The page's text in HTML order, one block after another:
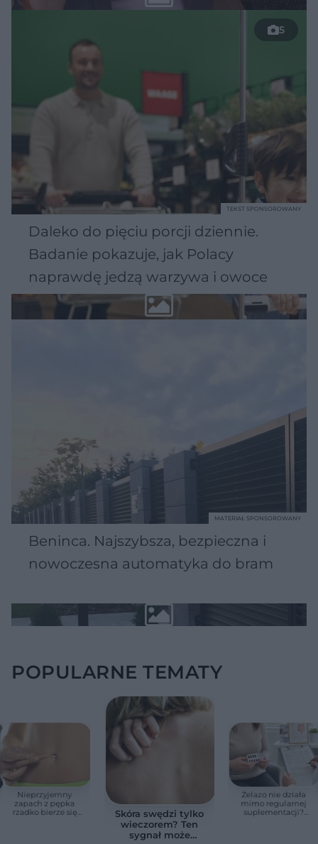
5
Daleko do pięciu porcji dziennie.
Badanie pokazuje, jak Polacy
naprawdę jedzą warzywa i owoce
TEKST SPONSOROWANY
Beninca. Najszybsza, bezpieczna i
nowoczesna automatyka do bram
MATERIAŁ SPONSOROWANY
POPULARNE TEMATY
Nieprzyjemny
zapach z pępka
rzadko bierze się
Skóra swędzi tylko
wieczorem? Ten
sygnał może
Żelazo nie działa
mimo regularnej
suplementacji?